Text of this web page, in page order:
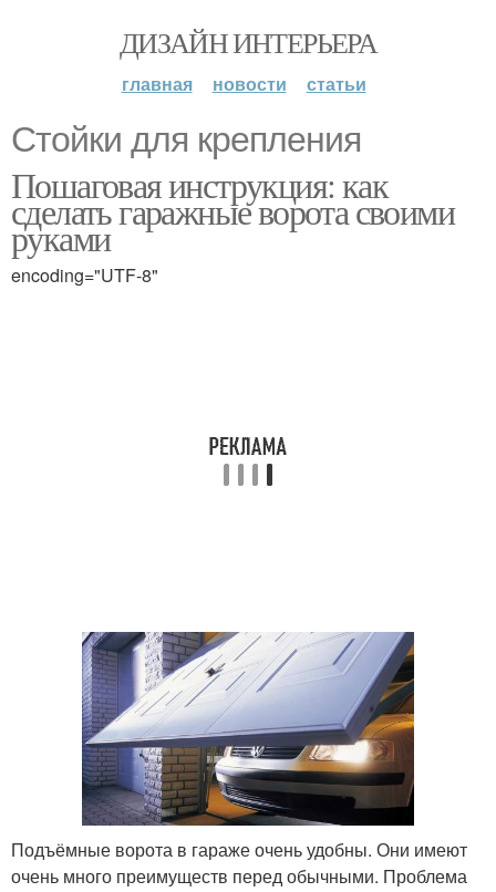
ДИЗАЙН ИНТЕРЬЕРА
главная новости статьи
Стойки для крепления
Пошаговая инструкция: как
сделать гаражные ворота своими
руками
encoding="UTF-8"
Подъёмные ворота в гараже очень удобны. Они имеют
очень много преимуществ перед обычными. Проблема